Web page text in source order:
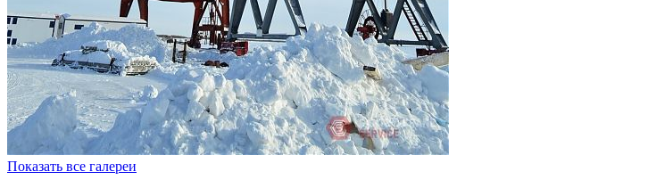
Показать все галереи